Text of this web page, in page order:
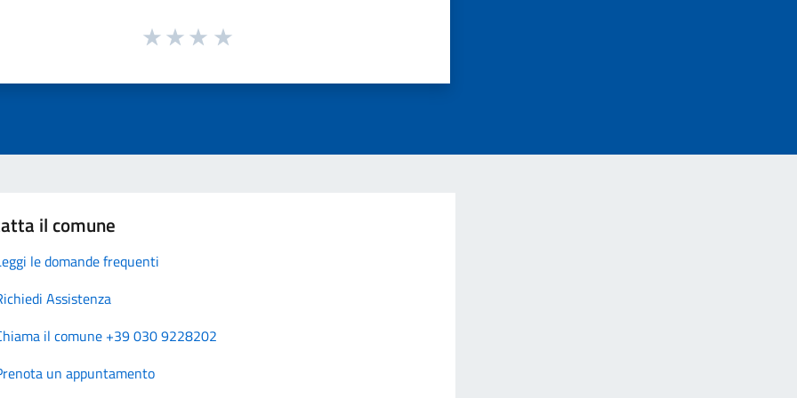
il comune
le domande frequenti
Assistenza
il comune +39 030 9228202
un appuntamento